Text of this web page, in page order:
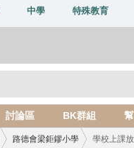
中學 特殊教育
討論區 BK群組
路德會梁鉅鏐小學 學校上課